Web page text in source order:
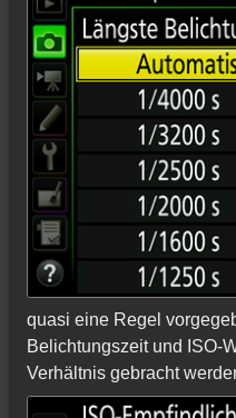
quasi eine Regel
Belichtungszeit und ISO-
Verhältnis gebracht